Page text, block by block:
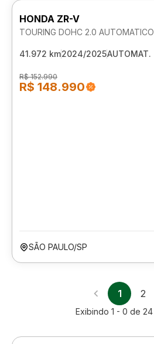
HONDA ZR-V
TOURING DOHC 2.0 AUTOMATICO
41.972 km2024/2025AUTOMAT.
R$ 152.990
R$ 148.990
SÃO PAULO/SP
1 2
Exibindo 1 - 0 de 24